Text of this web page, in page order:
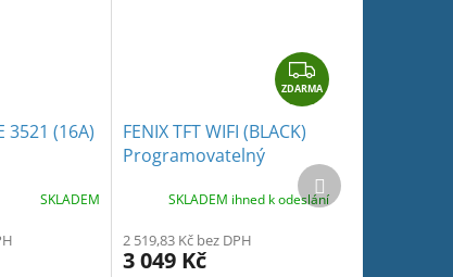
3521 (16A)
SKLADEM
Z
D
M
A
ZDARMA
FENIX TFT WIFI (BLACK)
Programovatelný
termostat s dotykovým
displejem pro podlahové
SKLADEM ihned k odeslání
2 519,83 Kč bez DPH
3 049 Kč
Další
produkt